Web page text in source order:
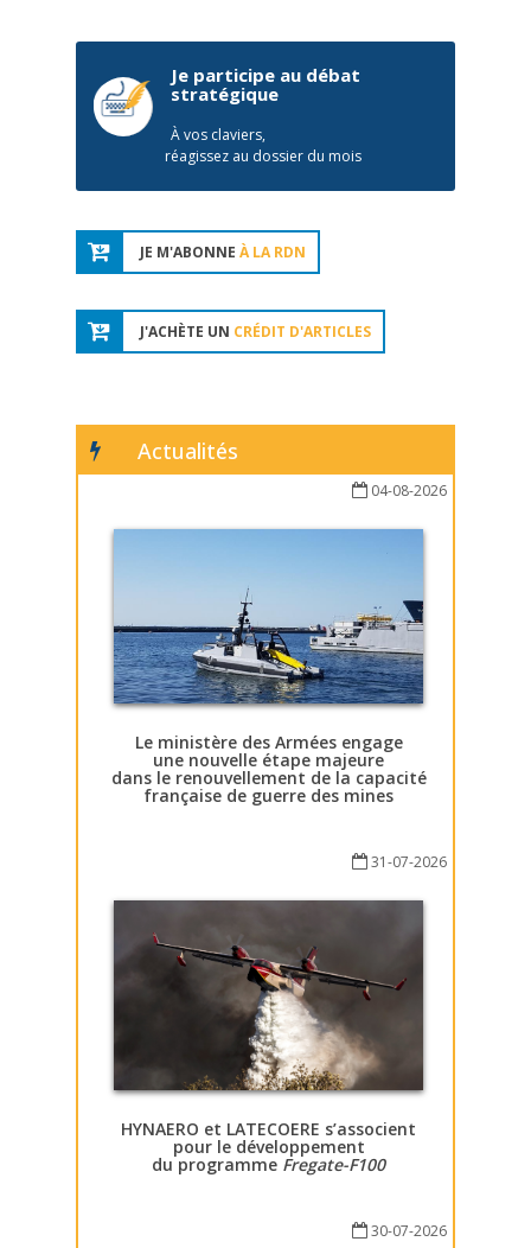
Je participe au débat
stratégique
À vos claviers,
réagissez au dossier du mois
JE M'ABONNE À LA RDN
J'ACHÈTE UN CRÉDIT D'ARTICLES
Actualités
04-08-2026
Le ministère des Armées engage
une nouvelle étape majeure
dans le renouvellement de la capacité
française de guerre des mines
31-07-2026
HYNAERO et LATECOERE s’associent
pour le développement
du programme Fregate-F100
30-07-2026